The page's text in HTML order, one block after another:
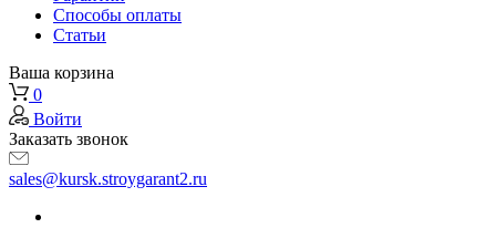
Способы оплаты
Статьи
Ваша корзина
0
Войти
Заказать звонок
sales@kursk.stroygarant2.ru